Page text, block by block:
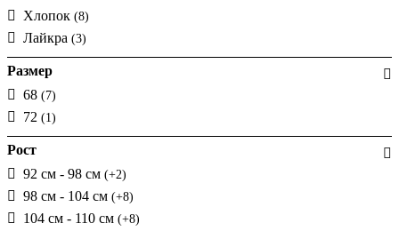
Хлопок (8)
Лайкра (3)
Размер
68 (7)
72 (1)
Рост
92 см - 98 см (+2)
98 см - 104 см (+8)
104 см - 110 см (+8)